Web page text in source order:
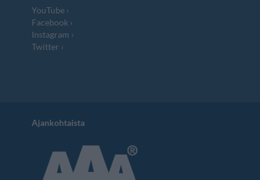
YouTube
Facebook
Instagram
Twitter
Ajankohtaista